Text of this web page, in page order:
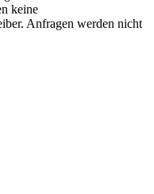
keine
Anfragen werden nicht